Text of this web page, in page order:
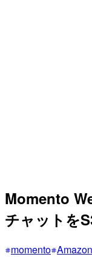
Momento
チャットを
momento